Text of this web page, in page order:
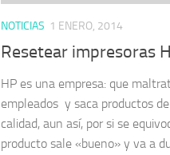
NOTICIAS 1 ENERO, 2014
Resetear impresoras
HP es una empresa: que
empleados y saca productos
calidad, aun así, por si se
producto sale «bueno» y va a